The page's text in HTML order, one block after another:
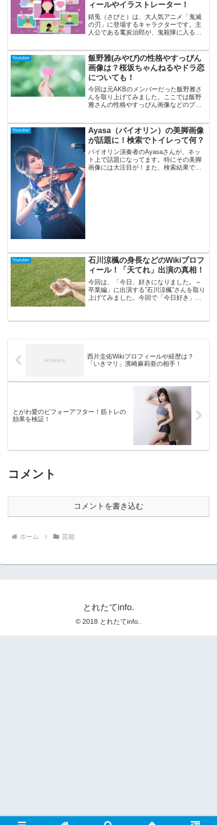
ィールやイラストレーター！
錆兎（さびと）は、大人気アニメ「鬼滅
の刃」に登場するキャラクターです。主
人公である竃炭治郎が、鬼殺隊に入るた
人公を導いてくれる大切な存在です。普
段は狐のお面をかぶっておりミステリア
スな雰囲気と、正義感が強く男気溢れる
カッコよさに、魅了されるファンも多
く、かなりの人気を誇っているキャラク
ターではないでしょうか。そんな錆兎の
声優である梶裕貴さんのプロフィールや
イラストレーターについて調べてみまし
Youtuber
飯野雅(みやび)の性格やすっぴん
画像は？桜坂ちゃんねるやドラ恋
についても！
今回は元AKBのメンバーだった飯野雅さ
んを取り上げてみました。ここでは飯野
雅さんの性格やすっぴん画像などのプラ
ので、チェックしてみて下さいね！
Youtuber
Ayasa（バイオリン）の美脚画像
が話題に！検索でトイレって何？
バイオリン演奏者のAyasaさんが、ネッ
ト上で話題になってます。特にその美脚
画像には大注目が！また、検索結果で
Youtuber
石川涼楓の身長などのWikiプロフ
ィール！「天てれ」出演の真相！
今回は、「今日、好きになりました。～
卒業編」に出演する”石川涼楓”さんを取り
上げてみました。今回で「今日好き」３
スをものにできるのか、とても興味があ
西片圭佑Wikiプロフィールや経歴は？
「いきマリ」濱崎麻莉亜の相手！
とがわ愛のビフォーアフター！筋トレの
効果を検証！
コメント
コメントを書き込む
ホーム 芸能
とれたてinfo.
© 2018 とれたてinfo..